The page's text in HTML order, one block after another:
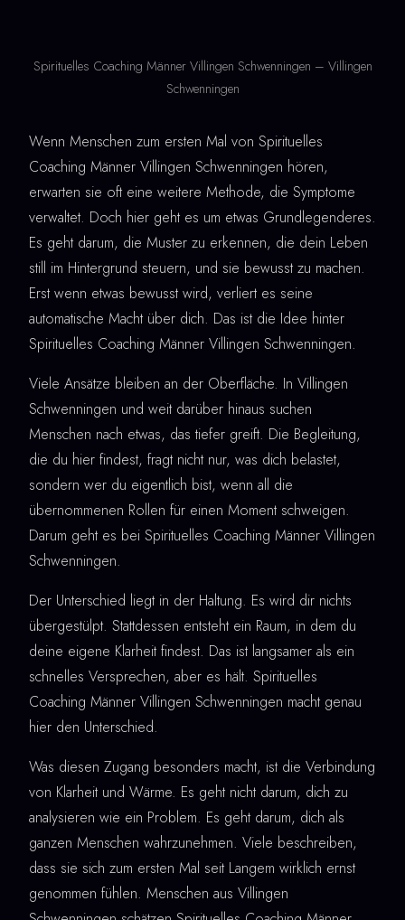
Spirituelles Coaching Männer Villingen Schwenningen – Villingen
Schwenningen
Wenn Menschen zum ersten Mal von Spirituelles
Coaching Männer Villingen Schwenningen hören,
erwarten sie oft eine weitere Methode, die Symptome
verwaltet. Doch hier geht es um etwas Grundlegenderes.
Es geht darum, die Muster zu erkennen, die dein Leben
still im Hintergrund steuern, und sie bewusst zu machen.
Erst wenn etwas bewusst wird, verliert es seine
automatische Macht über dich. Das ist die Idee hinter
Spirituelles Coaching Männer Villingen Schwenningen.
Viele Ansätze bleiben an der Oberfläche. In Villingen
Schwenningen und weit darüber hinaus suchen
Menschen nach etwas, das tiefer greift. Die Begleitung,
die du hier findest, fragt nicht nur, was dich belastet,
sondern wer du eigentlich bist, wenn all die
übernommenen Rollen für einen Moment schweigen.
Darum geht es bei Spirituelles Coaching Männer Villingen
Schwenningen.
Der Unterschied liegt in der Haltung. Es wird dir nichts
übergestülpt. Stattdessen entsteht ein Raum, in dem du
deine eigene Klarheit findest. Das ist langsamer als ein
schnelles Versprechen, aber es hält. Spirituelles
Coaching Männer Villingen Schwenningen macht genau
hier den Unterschied.
Was diesen Zugang besonders macht, ist die Verbindung
von Klarheit und Wärme. Es geht nicht darum, dich zu
analysieren wie ein Problem. Es geht darum, dich als
ganzen Menschen wahrzunehmen. Viele beschreiben,
dass sie sich zum ersten Mal seit Langem wirklich ernst
genommen fühlen. Menschen aus Villingen